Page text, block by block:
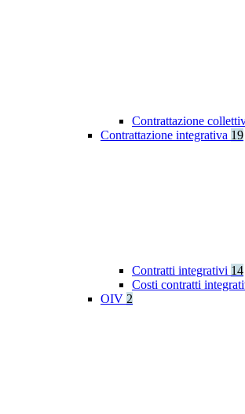
Contrattazione
Contrattazione integrativa 19
Contratti integrativi 14
Costi contratti
OIV 2